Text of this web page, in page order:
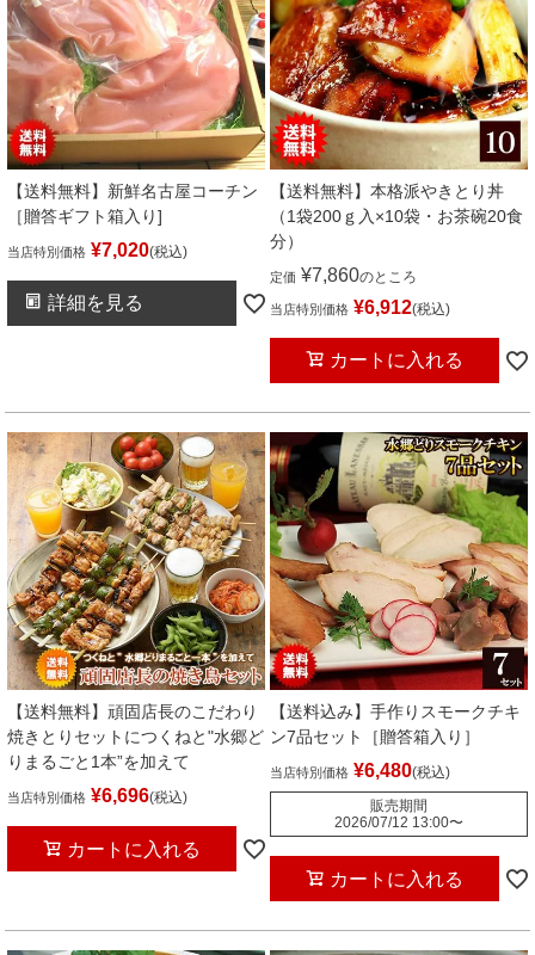
【送料無料】新鮮名古屋コーチン
［贈答ギフト箱入り]
当店特別価格 ¥7,020 税込
詳細を見る
【送料無料】本格派やきとり丼
（1袋200ｇ入×10袋・お茶碗20食
分）
定価 ¥7,860のところ
当店特別価格 ¥6,912 税込
カートに入れる
【送料無料】頑固店長のこだわり
焼きとりセットにつくねと"水郷ど
りまるごと1本”を加えて
当店特別価格 ¥6,696 税込
カートに入れる
【送料込み】手作りスモークチキ
ン7品セット［贈答箱入り］
当店特別価格 ¥6,480 税込
販売期間
2026/07/12 13:00〜
カートに入れる